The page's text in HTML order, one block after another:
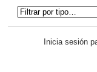
Inicia sesión